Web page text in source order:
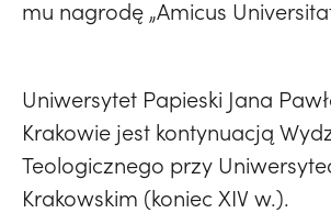
mu nagrodę „Amicus
Uniwersytet Papieski Jana
Krakowie jest kontynuacją
Teologicznego przy
Krakowskim (koniec XIV w.).